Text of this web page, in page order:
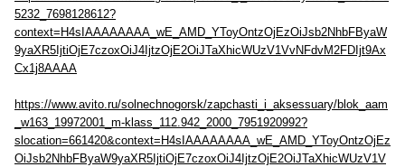
5232_7698128612?
context=H4sIAAAAAAAA_wE_AMD_YToyOntzOjEzOiJsb2NhbFByaW
9yaXR5IjtiOjE7czoxOiJ4IjtzOjE2OiJTaXhicWUzV1VvNFdvM2FDIjt9Ax
Cx1j8AAAA
https://www.avito.ru/solnechnogorsk/zapchasti_i_aksessuary/blok_aam
_w163_19972001_m-klass_112.942_2000_7951920992?
slocation=661420&context=H4sIAAAAAAAA_wE_AMD_YToyOntzOjEz
OiJsb2NhbFByaW9yaXR5IjtiOjE7czoxOiJ4IjtzOjE2OiJTaXhicWUzV1V